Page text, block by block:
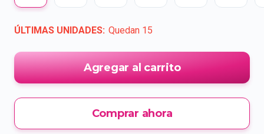
ÚLTIMAS UNIDADES: Quedan 15
Agregar al carrito
Comprar ahora